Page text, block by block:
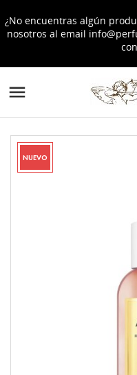
¿No encuentras algún
nosotros al email

NUEVO